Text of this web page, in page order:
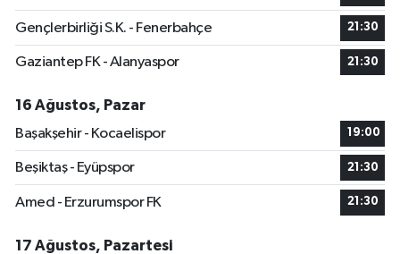
Gençlerbirliği S.K. - Fenerbahçe 21:30
Gaziantep FK - Alanyaspor 21:30
16 Ağustos, Pazar
Başakşehir - Kocaelispor
19:00
Beşiktaş - Eyüpspor 21:30
Amed - Erzurumspor FK 21:30
17 Ağustos, Pazartesi